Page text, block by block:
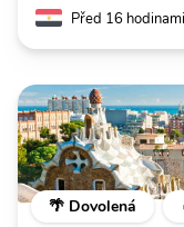
Před 16 hodinami
🌴 Dovolená